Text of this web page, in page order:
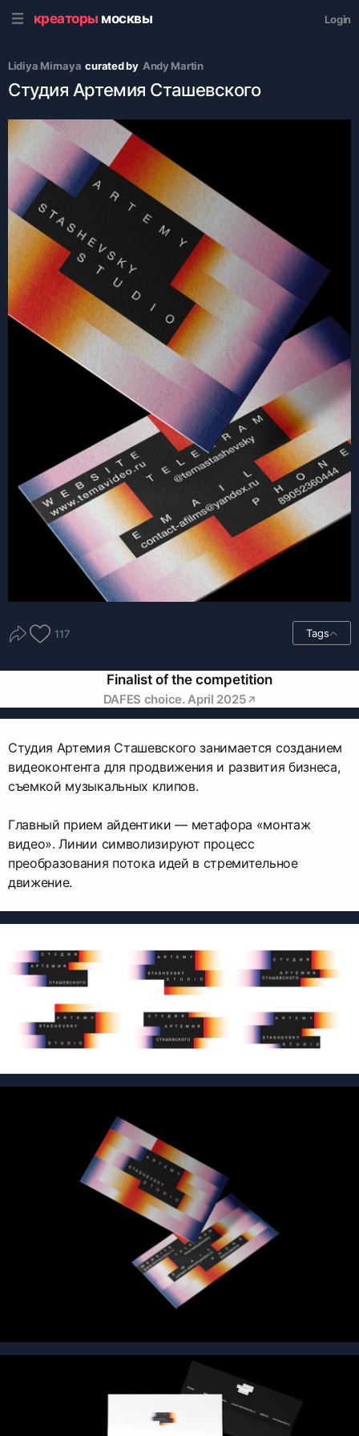
креаторы москвы Login
Lidiya Mirnaya curated by Andy Martin
Студия Артемия Сташевского
117 Tags
Finalist of the competition
DAFES choice. April 2025
Студия Артемия Сташевского занимается созданием
видеоконтента для продвижения и развития бизнеса,
съемкой музыкальных клипов.
Главный прием айдентики — метафора «‎монтаж
видео». Линии символизируют процесс
преобразования потока идей в стремительное
движение.